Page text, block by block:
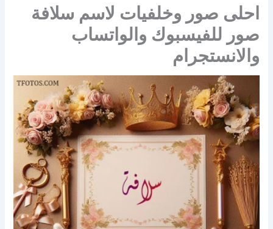
احلى صور وخلفيات لاسم سلافة
صور للفيسبوك والواتساب
والانستجرام